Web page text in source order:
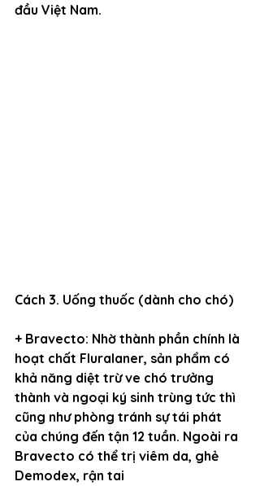
đầu Việt Nam.
Cách 3. Uống thuốc (dành cho chó)
+ Bravecto: Nhờ thành phần chính là
hoạt chất Fluralaner, sản phẩm có
khả năng diệt trừ ve chó trưởng
thành và ngoại ký sinh trùng tức thì
cũng như phòng tránh sự tái phát
của chúng đến tận 12 tuần. Ngoài ra
Bravecto có thể trị viêm da, ghẻ
Demodex, rận tai